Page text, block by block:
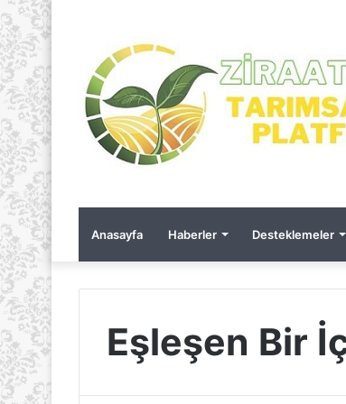
Anasayfa Haberler Desteklemeler
Eşleşen Bir